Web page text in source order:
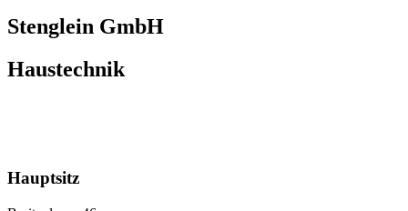
Stenglein GmbH
Haustechnik
Hauptsitz